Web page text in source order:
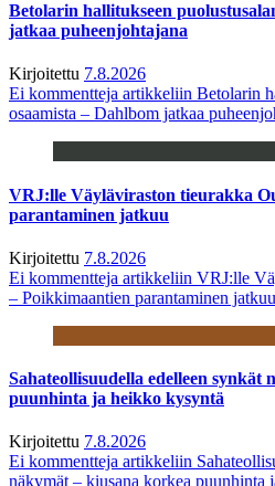
Betolarin hallitukseen
jatkaa puheenjohtajana
Kirjoitettu 7.8.2026
Ei kommentteja artikkeliin Betolarin
osaamista – Dahlbom jatkaa
VRJ:lle Väyläviraston tieurakka
parantaminen jatkuu
Kirjoitettu 7.8.2026
Ei kommentteja artikkeliin VRJ:lle
– Poikkimaantien parantaminen jatkuu
Sahateollisuudella edelleen synkät
puunhinta ja heikko kysyntä
Kirjoitettu 7.8.2026
Ei kommentteja artikkeliin
näkymät – kiusana korkea puunhinta